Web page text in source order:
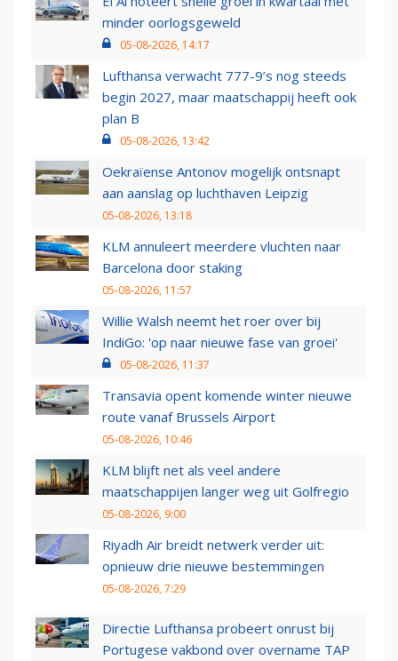
minder oorlogsgeweld
05-08-2026, 14:17
Lufthansa verwacht 777-9’s nog steeds
begin 2027, maar maatschappij heeft ook
plan B
05-08-2026, 13:42
Oekraïense Antonov mogelijk ontsnapt
aan aanslag op luchthaven Leipzig
05-08-2026, 13:18
KLM annuleert meerdere vluchten naar
Barcelona door staking
05-08-2026, 11:57
Willie Walsh neemt het roer over bij
IndiGo: 'op naar nieuwe fase van groei'
05-08-2026, 11:37
Transavia opent komende winter nieuwe
route vanaf Brussels Airport
05-08-2026, 10:46
KLM blijft net als veel andere
maatschappijen langer weg uit Golfregio
05-08-2026, 9:00
Riyadh Air breidt netwerk verder uit:
opnieuw drie nieuwe bestemmingen
05-08-2026, 7:29
Directie Lufthansa probeert onrust bij
Portugese vakbond over overname TAP